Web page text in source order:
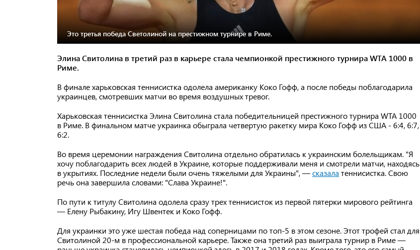
Это третья победа Светолиной на престижном турнире в Риме.
Элина Свитолина в третий раз в карьере стала чемпионкой престижного турнира WTA 1000 в
Риме.
В финале харьковская теннисистка одолела американку Коко Гофф, а после победы поблагодарила
украинцев, смотревших матчи во время воздушных тревог.
Харьковская теннисистка Элина Свитолина стала победительницей престижного турнира WTA 1000
в Риме. В финальном матче украинка обыграла четвертую ракетку мира Коко Гофф из США - 6:4, 6:7,
6:2.
Во время церемонии награждения Свитолина отдельно обратилась к украинским болельщикам. "Я
хочу поблагодарить всех людей в Украине, которые поддерживали меня и смотрели матчи, находясь
в укрытиях. Последние недели были очень тяжелыми для Украины", —сказала теннисистка. Свою
речь она завершила словами: "Слава Украине!".
По пути к титулу Свитолина одолела сразу трех теннисисток из первой пятерки мирового рейтинга
— Елену Рыбакину, Игу Швентек и Коко Гофф.
Для украинки это уже шестая победа над соперницами по топ-5 в этом сезоне. Этот трофей стал для
Свитолиной 20-м в профессиональной карьере. Также она третий раз выиграла турнир в Риме —